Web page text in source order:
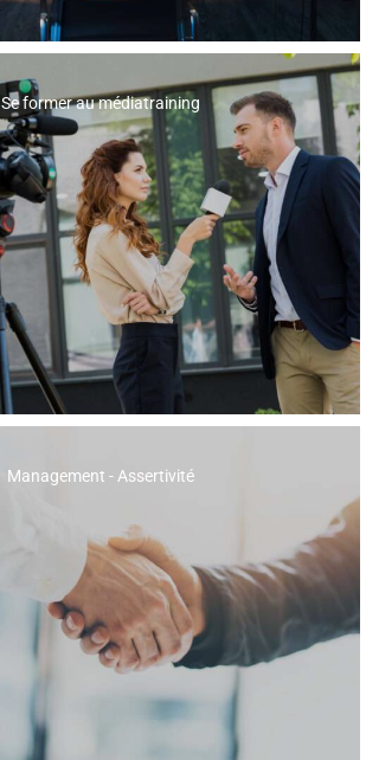
Se former au médiatraining
Management - Assertivité